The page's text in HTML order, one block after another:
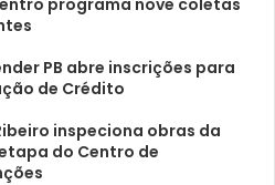
PB abre inscrições para
de Crédito
inspeciona obras da
do Centro de